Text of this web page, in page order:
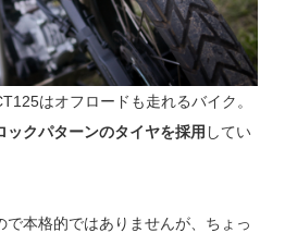
はオフロードも走れるバイク。
クパターンのタイヤを採用 してい
で本格的ではありませんが、ちょっ